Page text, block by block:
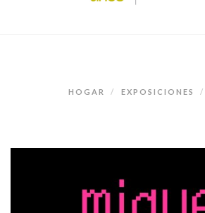
HOGAR EXPOSICIONES